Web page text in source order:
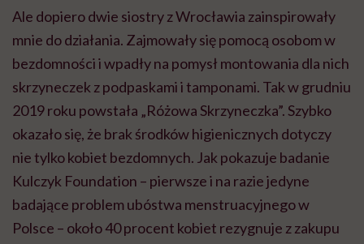
Ale dopiero dwie siostry z Wrocławia zainspirowały
mnie do działania. Zajmowały się pomocą osobom w
bezdomności i wpadły na pomysł montowania dla nich
skrzyneczek z podpaskami i tamponami. Tak w grudniu
2019 roku powstała „Różowa Skrzyneczka”. Szybko
okazało się, że brak środków higienicznych dotyczy
nie tylko kobiet bezdomnych. Jak pokazuje badanie
Kulczyk Foundation – pierwsze i na razie jedyne
badające problem ubóstwa menstruacyjnego w
Polsce – około 40 procent kobiet rezygnuje z zakupu